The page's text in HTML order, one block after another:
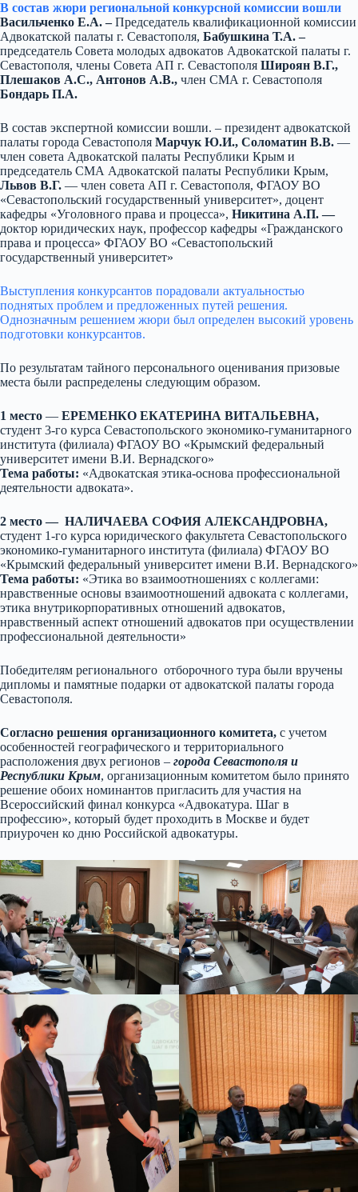
В состав жюри региональной конкурсной комиссии вошли
Васильченко Е.А. –Председатель квалификационной комиссии
Адвокатской палаты г. Севастополя, Бабушкина Т.А. –
председатель Совета молодых адвокатов Адвокатской палаты г.
Севастополя, члены Совета АП г. Севастополя Широян В.Г.,
Плешаков А.С., Антонов А.В., член СМА г. Севастополя
Бондарь П.А.
В состав экспертной комиссии вошли. – президент адвокатской
палаты города Севастополя Марчук Ю.И., Соломатин В.В. —
член совета Адвокатской палаты Республики Крым и
председатель СМА Адвокатской палаты Республики Крым,
Львов В.Г. — член совета АП г. Севастополя, ФГАОУ ВО
«Севастопольский государственный университет», доцент
кафедры «Уголовного права и процесса», Никитина А.П. —
доктор юридических наук, профессор кафедры «Гражданского
права и процесса» ФГАОУ ВО «Севастопольский
государственный университет»
Выступления конкурсантов порадовали актуальностью
поднятых проблем и предложенных путей решения.
Однозначным решением жюри был определен высокий уровень
подготовки конкурсантов.
По результатам тайного персонального оценивания призовые
места были распределены следующим образом.
1 место — ЕРЕМЕНКО ЕКАТЕРИНА ВИТАЛЬЕВНА,
студент 3-го курса Севастопольского экономико-гуманитарного
института (филиала) ФГАОУ ВО «Крымский федеральный
университет имени В.И. Вернадского»
Тема работы: «Адвокатская этика-основа профессиональной
деятельности адвоката».
2 место — НАЛИЧАЕВА СОФИЯ АЛЕКСАНДРОВНА,
студент 1-го курса юридического факультета Севастопольского
экономико-гуманитарного института (филиала) ФГАОУ ВО
«Крымский федеральный университет имени В.И. Вернадского»
Тема работы: «Этика во взаимоотношениях с коллегами:
нравственные основы взаимоотношений адвоката с коллегами,
этика внутрикорпоративных отношений адвокатов,
нравственный аспект отношений адвокатов при осуществлении
профессиональной деятельности»
Победителям регионального отборочного тура были вручены
дипломы и памятные подарки от адвокатской палаты города
Севастополя.
Согласно решения организационного комитета, с учетом
особенностей географического и территориального
расположения двух регионов – города Севастополя и
Республики Крым, организационным комитетом было принято
решение обоих номинантов пригласить для участия на
Всероссийский финал конкурса «Адвокатура. Шаг в
профессию», который будет проходить в Москве и будет
приурочен ко дню Российской адвокатуры.